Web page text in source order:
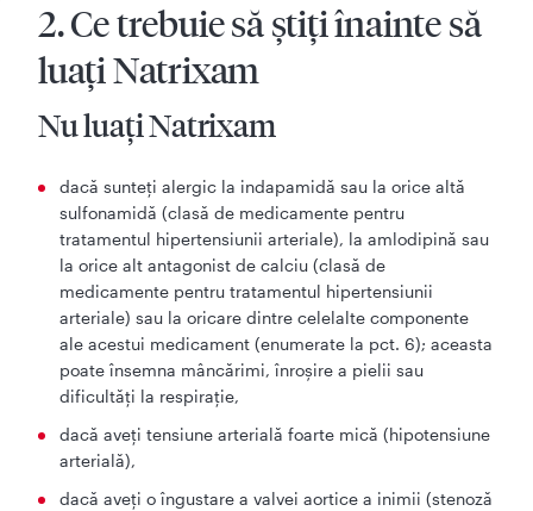
2. Ce trebuie să ştiţi înainte să
luaţi Natrixam
Nu luaţi Natrixam
dacă sunteţi alergic la indapamidă sau la orice altă
sulfonamidă (clasă de medicamente pentru
tratamentul hipertensiunii arteriale), la amlodipină sau
la orice alt antagonist de calciu (clasă de
medicamente pentru tratamentul hipertensiunii
arteriale) sau la oricare dintre celelalte componente
ale acestui medicament (enumerate la pct. 6); aceasta
poate însemna mâncărimi, înroşire a pielii sau
dificultăţi la respiraţie,
dacă aveţi tensiune arterială foarte mică (hipotensiune
arterială),
dacă aveţi o îngustare a valvei aortice a inimii (stenoză